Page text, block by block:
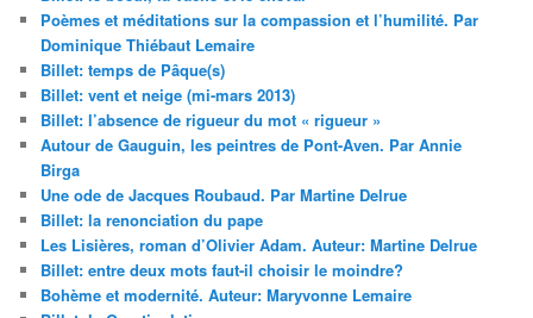
Poèmes et méditations sur la compassion et l’humilité. Par
Dominique Thiébaut Lemaire
Billet: temps de Pâque(s)
Billet: vent et neige (mi-mars 2013)
Billet: l’absence de rigueur du mot « rigueur »
Autour de Gauguin, les peintres de Pont-Aven. Par Annie
Birga
Une ode de Jacques Roubaud. Par Martine Delrue
Billet: la renonciation du pape
Les Lisières, roman d’Olivier Adam. Auteur: Martine Delrue
Billet: entre deux mots faut-il choisir le moindre?
Bohème et modernité. Auteur: Maryvonne Lemaire